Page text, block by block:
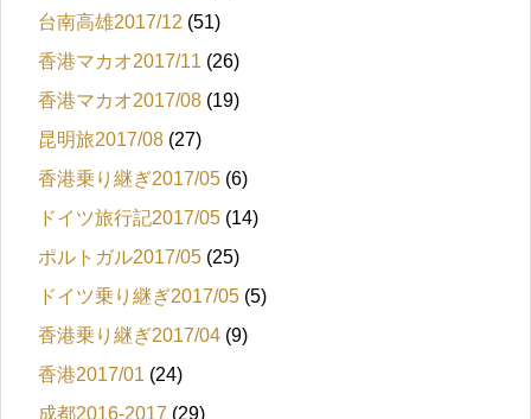
台南高雄2017/12 (51)
香港マカオ2017/11 (26)
香港マカオ2017/08 (19)
昆明旅2017/08 (27)
香港乗り継ぎ2017/05 (6)
ドイツ旅行記2017/05 (14)
ポルトガル2017/05 (25)
ドイツ乗り継ぎ2017/05 (5)
香港乗り継ぎ2017/04 (9)
香港2017/01 (24)
成都2016-2017 (29)